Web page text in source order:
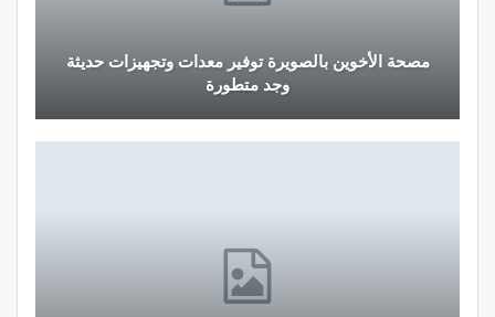
مصحة الأخوين بالصويرة توفير معدات وتجهيزات حديثة
وجد متطورة